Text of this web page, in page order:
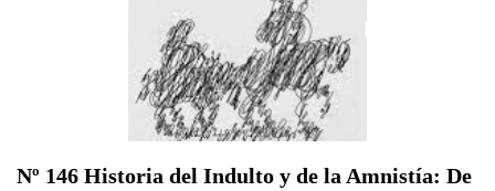
Nº 146 Historia del Indulto y de la Amnistía: De